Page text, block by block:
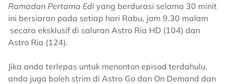
Ramadan Pertama Edi yang berdurasi selama 30 minit
ini bersiaran pada setiap hari Rabu, jam 9.30 malam
secara eksklusif di saluran Astro Ria HD (104) dan
Astro Ria (124).
Jika anda terlepas untuk menonton episod terdahulu,
anda juga boleh strim di Astro Go dan On Demand dan